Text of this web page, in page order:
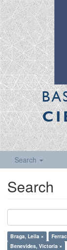
Search
Search
Braga, Leila ×
Benevides, Victoria ×